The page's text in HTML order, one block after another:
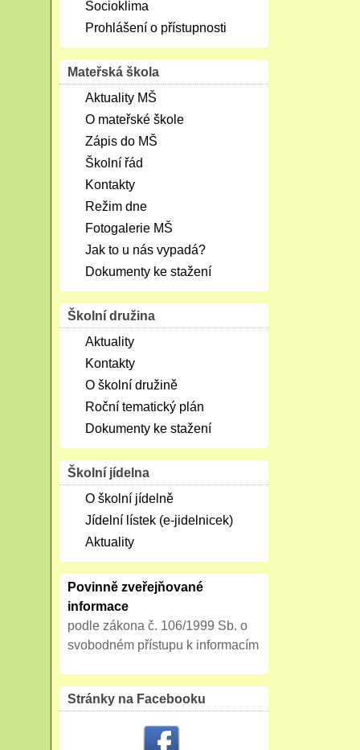
Socioklima
Prohlášení o přístupnosti
Mateřská škola
Aktuality MŠ
O mateřské škole
Zápis do MŠ
Školní řád
Kontakty
Režim dne
Fotogalerie MŠ
Jak to u nás vypadá?
Dokumenty ke stažení
Školní družina
Aktuality
Kontakty
O školní družině
Roční tematický plán
Dokumenty ke stažení
Školní jídelna
O školní jídelně
Jídelní lístek (e-jidelnicek)
Aktuality
Povinně zveřejňované
informace
podle zákona č. 106/1999 Sb. o
svobodném přístupu k informacím
Stránky na Facebooku